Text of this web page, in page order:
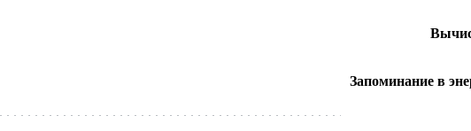
Запоминание в